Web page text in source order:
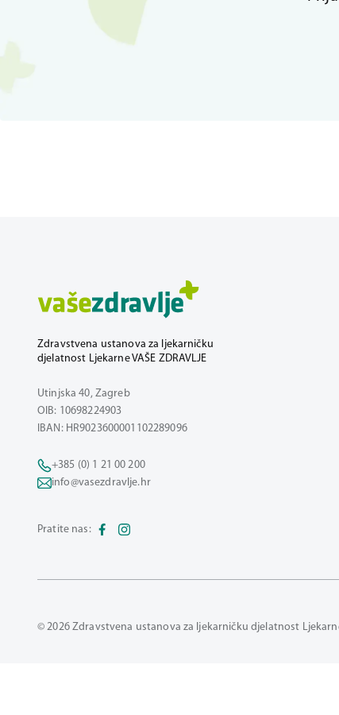
Zdravstvena ustanova za ljekarničku
djelatnost Ljekarne VAŠE ZDRAVLJE
Utinjska 40, Zagreb
OIB: 10698224903
IBAN: HR9023600001102289096
+385 (0) 1 21 00 200
info@vasezdravlje.hr
Pratite nas:
© 2026 Zdravstvena ustanova za ljekarničku djelatnost Ljekarne